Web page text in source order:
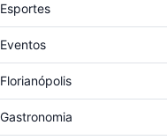
Esportes
Eventos
Florianópolis
Gastronomia